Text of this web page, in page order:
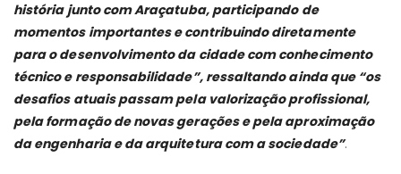
história junto com Araçatuba, participando de
momentos importantes e contribuindo diretamente
para o desenvolvimento da cidade com conhecimento
técnico e responsabilidade”, ressaltando ainda que “os
desafios atuais passam pela valorização profissional,
pela formação de novas gerações e pela aproximação
da engenharia e da arquitetura com a sociedade”.